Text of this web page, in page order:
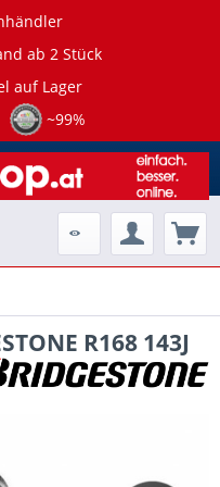
ab 2 Stück
auf Lager
~99%
R168 143J